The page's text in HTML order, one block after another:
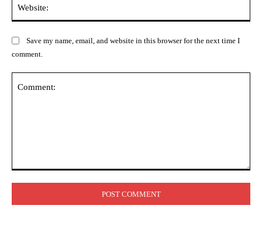
Save my name, email, and website in this browser for the next time I
comment.